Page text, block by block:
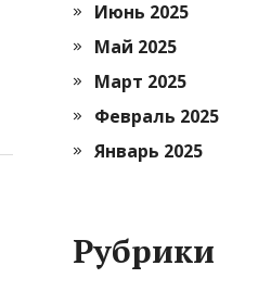
Июнь 2025
Май 2025
Март 2025
Февраль 2025
Январь 2025
Рубрики